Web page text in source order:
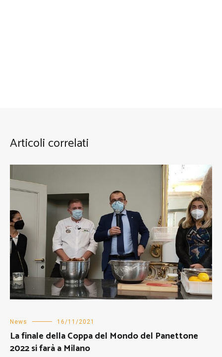
Articoli correlati
News 16/11/2021
La finale della Coppa del Mondo del Panettone
2022 si farà a Milano